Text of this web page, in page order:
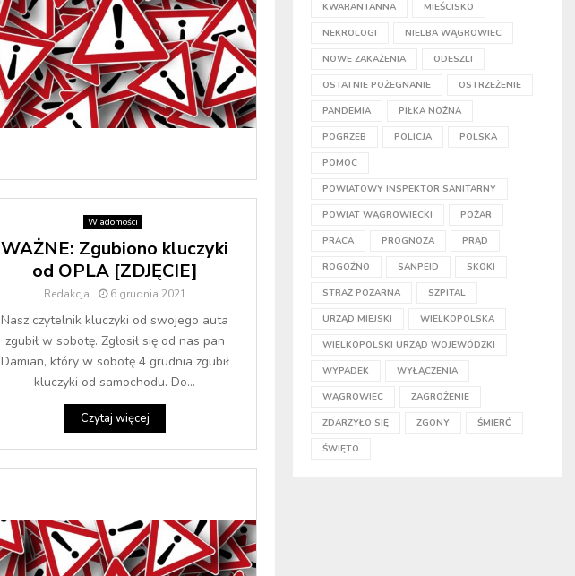
Wiadomości
WAŻNE: Zgubiono kluczyki
od OPLA [ZDJĘCIE]
Redakcja 6 grudnia 2021
Nasz czytelnik kluczyki od swojego auta
zgubił w sobotę. Zgłosił się od nas pan
Damian, który w sobotę 4 grudnia zgubił
kluczyki od samochodu. Do...
Czytaj więcej
KWARANTANNA MIEŚCISKO
NEKROLOGI NIELBA WĄGROWIEC
NOWE ZAKAŻENIA ODESZLI
OSTATNIE POŻEGNANIE OSTRZEŻENIE
PANDEMIA PIŁKA NOŻNA
POGRZEB POLICJA POLSKA
POMOC
POWIATOWY INSPEKTOR SANITARNY
POWIAT WĄGROWIECKI POŻAR
PRACA PROGNOZA PRĄD
ROGOŹNO SANPEID SKOKI
STRAŻ POŻARNA SZPITAL
URZĄD MIEJSKI WIELKOPOLSKA
WIELKOPOLSKI URZĄD WOJEWÓDZKI
WYPADEK WYŁĄCZENIA
WĄGROWIEC ZAGROŻENIE
ZDARZYŁO SIĘ ZGONY ŚMIERĆ
ŚWIĘTO